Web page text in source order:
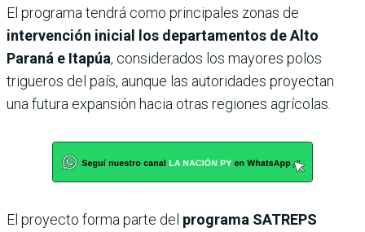
El programa tendrá como principales zonas de
intervención inicial los departamentos de Alto
Paraná e Itapúa, considerados los mayores polos
trigueros del país, aunque las autoridades proyectan
una futura expansión hacia otras regiones agrícolas.
El proyecto forma parte del programa SATREPS